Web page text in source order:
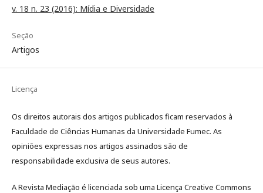
v. 18 n. 23 (2016): Mídia e Diversidade
Seção
Artigos
Licença
Os direitos autorais dos artigos publicados ficam reservados à
Faculdade de Ciências Humanas da Universidade Fumec. As
opiniões expressas nos artigos assinados são de
responsabilidade exclusiva de seus autores.
A Revista Mediação é licenciada sob uma Licença Creative Commons